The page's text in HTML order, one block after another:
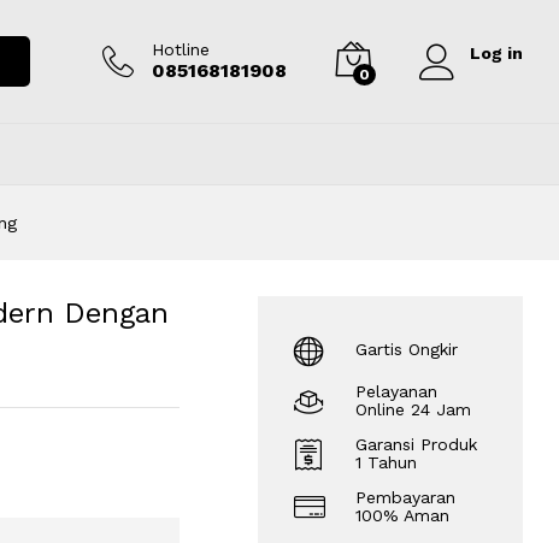
Hotline
085168181908 0
Log in
Dengan
Gartis Ongkir
Pelayanan
Online 24 Jam
Garansi Produk
1 Tahun
Pembayaran
100% Aman